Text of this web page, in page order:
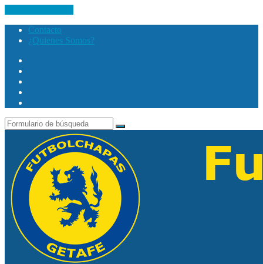
Contacto
¿Quienes Somos?
Buscar